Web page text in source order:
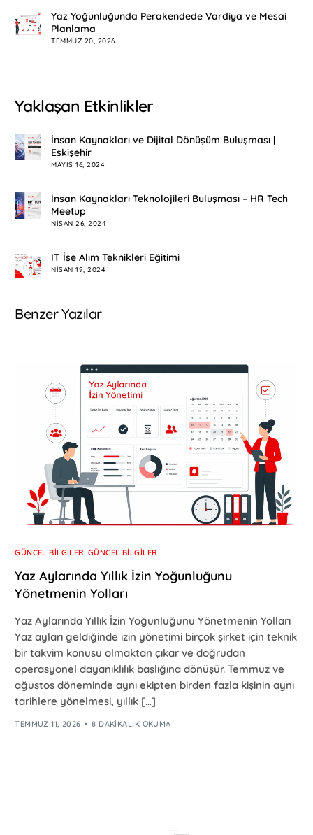
Yaz Yoğunluğunda Perakendede Vardiya ve Mesai
Planlama
TEMMUZ 20, 2026
Yaklaşan Etkinlikler
İnsan Kaynakları ve Dijital Dönüşüm Buluşması |
Eskişehir
MAYIS 16, 2024
İnsan Kaynakları Teknolojileri Buluşması – HR Tech
Meetup
NISAN 26, 2024
IT İşe Alım Teknikleri Eğitimi
NISAN 19, 2024
Benzer Yazılar
GÜNCEL BILGILER GÜNCEL BILGILER
Yaz Aylarında Yıllık İzin Yoğunluğunu
Yönetmenin Yolları
Yaz Aylarında Yıllık İzin Yoğunluğunu Yönetmenin Yolları
Yaz ayları geldiğinde izin yönetimi birçok şirket için teknik
bir takvim konusu olmaktan çıkar ve doğrudan
operasyonel dayanıklılık başlığına dönüşür. Temmuz ve
ağustos döneminde aynı ekipten birden fazla kişinin aynı
tarihlere yönelmesi, yıllık […]
TEMMUZ 11, 2026 8 DAKIKALIK OKUMA